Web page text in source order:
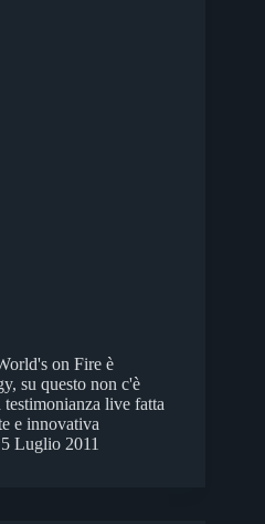
on Fire è
su questo non c'è
live fatta
e innovativa
5 Luglio 2011